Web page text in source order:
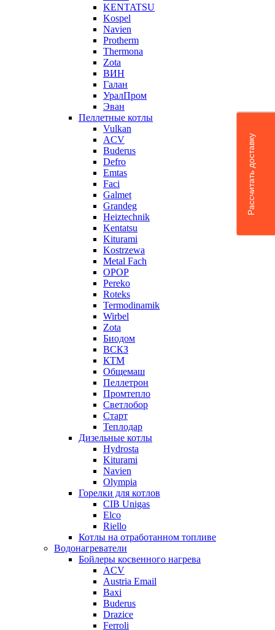
KENTATSU
Kospel
Navien
Protherm
Thermona
Zota
ВИН
Галан
УралПром
Эван
Пеллетные котлы
Vulkan
ACV
Buderus
Defro
Emtas
Faci
Galmet
Grandeg
Heiztechnik
Kentatsu
Kiturami
Kostrzewa
Metal Fach
OPOP
Pereko
Roteks
Termodinamik
Wirbel
Zota
Биодом
ВСКЗ
КТМ
Общемаш
Пеллетрон
Промтепло
Светлобор
Старт
Теплодар
Дизельные котлы
Hydrosta
Kiturami
Navien
Olympia
Горелки для котлов
CIB Unigas
Elco
Riello
Котлы на отработанном топливе
Водонагреватели
Бойлеры косвенного нагрева
ACV
Austria Email
Baxi
Buderus
Drazice
Ferroli
Рассчитать доставку